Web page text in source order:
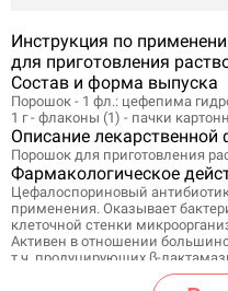
Инструкция по
для приготовления
Состав и форма выпуска
Порошок - 1 фл.: цефепима
1 г - флаконы (1) - пачки
Описание
Порошок для приготовления
Фармакологическое
Цефалоспориновый
применения. Оказывает
клеточной стенки
Активен в отношении
т.ч. продуцирующих β-
Более активен, чем